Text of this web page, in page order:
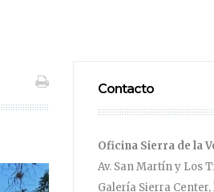
Contacto
Oficina Sierra de la
Av. San Martín y Los
Galería Sierra Center,